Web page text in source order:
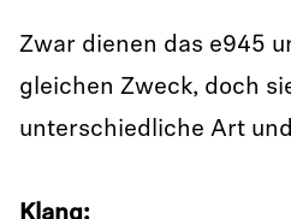
Zwar dienen das e945
gleichen Zweck, doch
unterschiedliche Art
Klang: